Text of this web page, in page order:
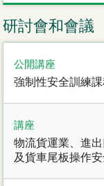
密閉空間作業核
動力操作升降工作
密閉空間作業合資
研討會和會議
公開講座
強制性安全訓練
講座
物流貨運業、進
及貨車尾板操作